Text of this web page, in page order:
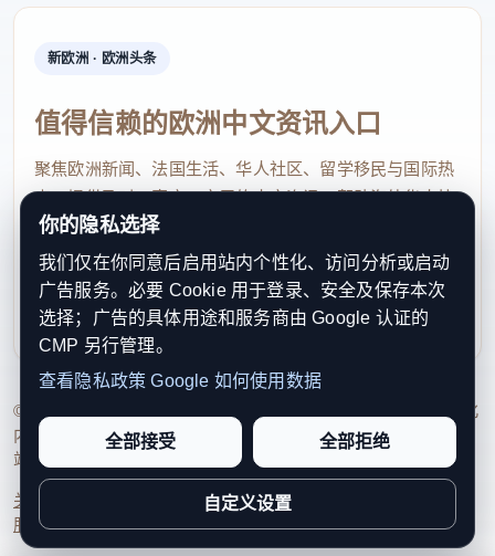
意大利税务机关通过金融账户信息数据库（Anagrafe
机构定期报送的数据。
所有银行账户、存款账户以及大额资金往来都会进入
这一数据库。
税务局可将这些信息与纳税人的报税资料进行交叉比
对，一旦发现账户资金明显高于申报收入，或出现来
源不明的大额、频繁转账，便可能启动税务核查程
序。
因此，每一笔银行转账中的备注（Causale）都会成
为税务人员首先查看的重要信息。虽然备注本身不能
完全证明资金性质，但它往往是判断交易真实性的第
一依据。
新欧洲 · 欧洲头条
值得信赖的欧洲中文资讯入口
聚焦欧洲新闻、法国生活、华人社区、留学移民与国际热
点，提供及时、真实、实用的中文资讯，帮助海外华人快
速了解欧洲动态。
contact@xinouzhou.com
服务支持、版权与合作：工作日优先处理站务、投稿与权
利通知
© 2026 新欧洲·欧洲头条. All Rights Reserved. 本网站持续优化
内容透明度、联系方式与用户权利说明，以提升品牌信任感和
站点完整度。
关于我们 编辑规范日期归档隐私政策
服务条款联系我们
你的隐私选择
我们仅在你同意后启用站内个性化、访问分析或启动
广告服务。必要 Cookie 用于登录、安全及保存本次
选择；广告的具体用途和服务商由 Google 认证的
CMP 另行管理。
查看隐私政策 Google 如何使用数据
全部接受 全部拒绝
自定义设置